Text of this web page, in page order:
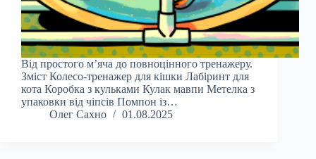
Від простого м’яча до повноцінного тренажеру.
Зміст Колесо-тренажер для кішки Лабіринт для
кота Коробка з кульками Кулак мавпи Метелка з
упаковки від чіпсів Помпон із…
Олег Сахно
01.08.2025